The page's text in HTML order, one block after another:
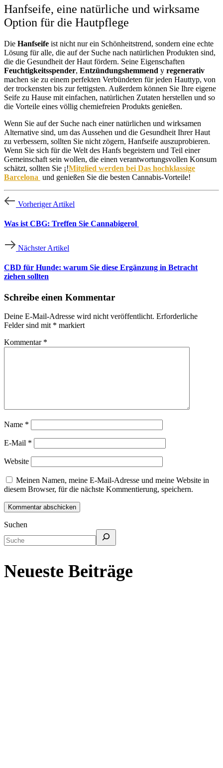
Hanfseife, eine natürliche und wirksame
Option für die Hautpflege
Die Hanfseife ist nicht nur ein Schönheitstrend, sondern eine echte
Lösung für alle, die auf der Suche nach natürlichen Produkten sind,
die die Gesundheit der Haut fördern. Seine Eigenschaften
Feuchtigkeitsspender, Entzündungshemmend y regenerativ
machen sie zu einem perfekten Verbündeten für jeden Hauttyp, von
der trockensten bis zur fettigsten. Außerdem können Sie Ihre eigene
Seife zu Hause mit einfachen, natürlichen Zutaten herstellen und so
die Vorteile eines völlig chemiefreien Produkts genießen.
Wenn Sie auf der Suche nach einer natürlichen und wirksamen
Alternative sind, um das Aussehen und die Gesundheit Ihrer Haut
zu verbessern, sollten Sie nicht zögern, Hanfseife auszuprobieren.
Wenn Sie sich für die Welt des Hanfs begeistern und Teil einer
Gemeinschaft sein wollen, die einen verantwortungsvollen Konsum
schätzt, sollten Sie ¡!Mitglied werden bei Das hochklassige
Barcelona und genießen Sie die besten Cannabis-Vorteile!
Vorheriger Artikel
Was ist CBG: Treffen Sie Cannabigerol
Nächster Artikel
CBD für Hunde: warum Sie diese Ergänzung in Betracht
ziehen sollten
Schreibe einen Kommentar
Deine E-Mail-Adresse wird nicht veröffentlicht. Erforderliche
Felder sind mit * markiert
Kommentar *
Name *
E-Mail *
Website
Meinen Namen, meine E-Mail-Adresse und meine Website in
diesem Browser, für die nächste Kommentierung, speichern.
Suchen
Neueste Beiträge